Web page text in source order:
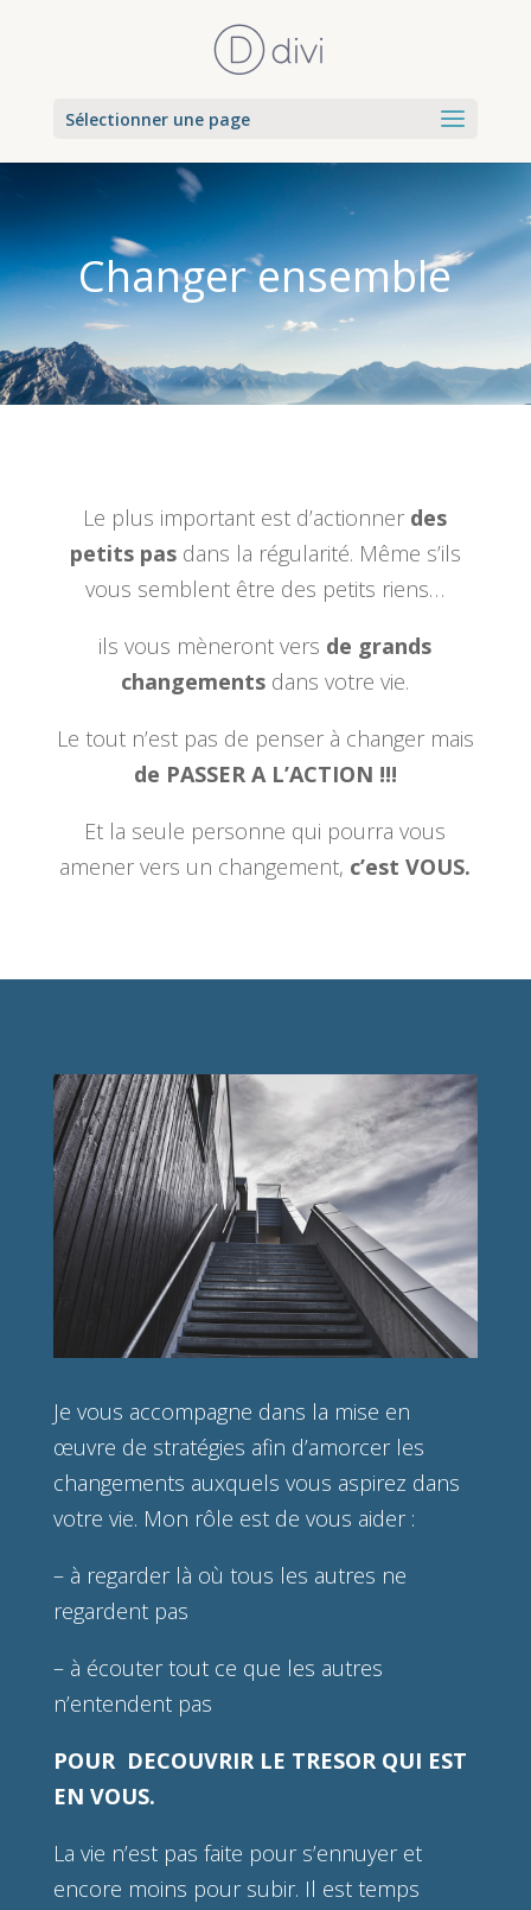
Sélectionner une page
Changer ensemble
Le plus important est d’actionner des
petits pasdans la régularité. Même s’ils
vous semblent être des petits riens…
ils vous mèneront vers de grands
changements dans votre vie.
Le tout n’est pas de penser à changer mais
de PASSER A L’ACTION !!!
Et la seule personne qui pourra vous
amener vers un changement, c’est VOUS.
Je vous accompagne dans la mise en
œuvre de stratégies afin d’amorcer les
changements auxquels vous aspirez dans
votre vie. Mon rôle est de vous aider :
– à regarder là où tous les autres ne
regardent pas
– à écouter tout ce que les autres
n’entendent pas
POUR DECOUVRIR LE TRESOR QUI EST
EN VOUS.
La vie n’est pas faite pour s’ennuyer et
encore moins pour subir. Il est temps